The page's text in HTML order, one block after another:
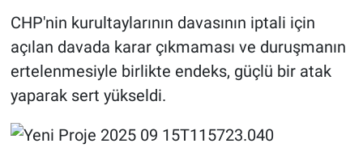
CHP'nin kurultaylarının davasının iptali için
açılan davada karar çıkmaması ve duruşmanın
ertelenmesiyle birlikte endeks, güçlü bir atak
yaparak sert yükseldi.
Kimdir
Koronavirüs
Kültür Sanat